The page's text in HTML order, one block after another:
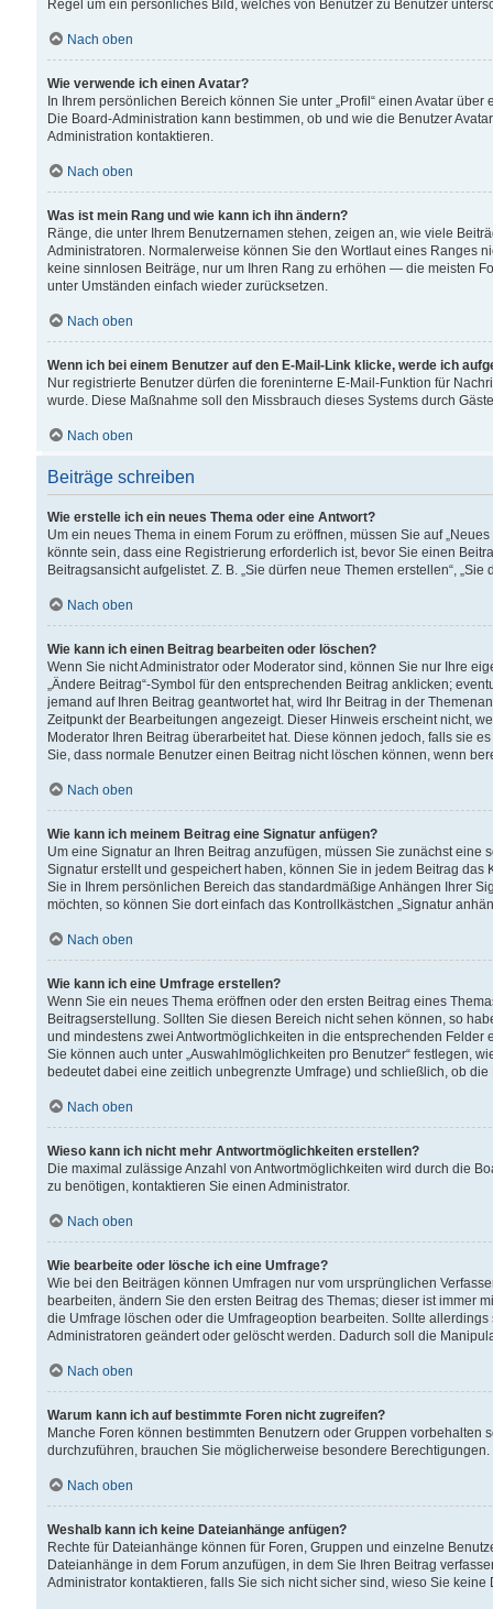
Regel um ein persönliches Bild, welches von Benutzer zu Benutzer
Nach oben
Wie verwende ich einen Avatar?
In Ihrem persönlichen Bereich können Sie unter „Profil“ einen Avatar
Die Board-Administration kann bestimmen, ob und wie die Benutzer
Administration kontaktieren.
Nach oben
Was ist mein Rang und wie kann ich ihn ändern?
Ränge, die unter Ihrem Benutzernamen stehen, zeigen an, wie viele
Administratoren. Normalerweise können Sie den Wortlaut eines Ranges
keine sinnlosen Beiträge, nur um Ihren Rang zu erhöhen — die meisten
unter Umständen einfach wieder zurücksetzen.
Nach oben
Wenn ich bei einem Benutzer auf den E-Mail-Link klicke, werde ich
Nur registrierte Benutzer dürfen die foreninterne E-Mail-Funktion für
wurde. Diese Maßnahme soll den Missbrauch dieses Systems durch
Nach oben
Beiträge schreiben
Wie erstelle ich ein neues Thema oder eine Antwort?
Um ein neues Thema in einem Forum zu eröffnen, müssen Sie auf
könnte sein, dass eine Registrierung erforderlich ist, bevor Sie einen
Beitragsansicht aufgelistet. Z. B. „Sie dürfen neue Themen erstellen“,
Nach oben
Wie kann ich einen Beitrag bearbeiten oder löschen?
Wenn Sie nicht Administrator oder Moderator sind, können Sie nur Ihre
„Ändere Beitrag“-Symbol für den entsprechenden Beitrag anklicken;
jemand auf Ihren Beitrag geantwortet hat, wird Ihr Beitrag in der
Zeitpunkt der Bearbeitungen angezeigt. Dieser Hinweis erscheint nicht,
Moderator Ihren Beitrag überarbeitet hat. Diese können jedoch, falls sie
Sie, dass normale Benutzer einen Beitrag nicht löschen können, wenn
Nach oben
Wie kann ich meinem Beitrag eine Signatur anfügen?
Um eine Signatur an Ihren Beitrag anzufügen, müssen Sie zunächst
Signatur erstellt und gespeichert haben, können Sie in jedem Beitrag
Sie in Ihrem persönlichen Bereich das standardmäßige Anhängen Ihrer
möchten, so können Sie dort einfach das Kontrollkästchen „Signatur
Nach oben
Wie kann ich eine Umfrage erstellen?
Wenn Sie ein neues Thema eröffnen oder den ersten Beitrag eines
Beitragserstellung. Sollten Sie diesen Bereich nicht sehen können, so
und mindestens zwei Antwortmöglichkeiten in die entsprechenden
Sie können auch unter „Auswahlmöglichkeiten pro Benutzer“ festlegen,
bedeutet dabei eine zeitlich unbegrenzte Umfrage) und schließlich, ob
Nach oben
Wieso kann ich nicht mehr Antwortmöglichkeiten erstellen?
Die maximal zulässige Anzahl von Antwortmöglichkeiten wird durch die
zu benötigen, kontaktieren Sie einen Administrator.
Nach oben
Wie bearbeite oder lösche ich eine Umfrage?
Wie bei den Beiträgen können Umfragen nur vom ursprünglichen
bearbeiten, ändern Sie den ersten Beitrag des Themas; dieser ist immer
die Umfrage löschen oder die Umfrageoption bearbeiten. Sollte
Administratoren geändert oder gelöscht werden. Dadurch soll die
Nach oben
Warum kann ich auf bestimmte Foren nicht zugreifen?
Manche Foren können bestimmten Benutzern oder Gruppen
durchzuführen, brauchen Sie möglicherweise besondere
Nach oben
Weshalb kann ich keine Dateianhänge anfügen?
Rechte für Dateianhänge können für Foren, Gruppen und einzelne
Dateianhänge in dem Forum anzufügen, in dem Sie Ihren Beitrag
Administrator kontaktieren, falls Sie sich nicht sicher sind, wieso Sie